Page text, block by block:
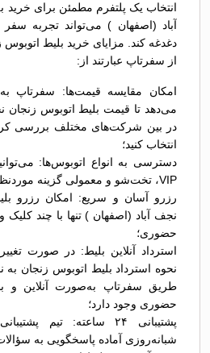
انتخاب یک پلتفرم مطمئن برای
آباد (اصفهان ) می‌تواند تجربه
از سفرتاپ عبارتند از:
امکان مقایسه قیمت‌ها: سفرتاپ
در بین شرکت‌های مختلف بررسی
انتخاب کنید؛
دسترسی به انواع اتوبوس‌ها:
VIP، تخت‌شو و معمولی گزینه موردنظر خود را انتخاب کنید؛
رزرو آسان و سریع: امکان رزرو
نجف آباد (اصفهان ) تنها با چند
حضوری؛
استرداد آنلاین بلیط: در صورت
طریق سفرتاپ به‌صورت آنلاین و
حضوری وجود دارد؛
پشتیبانی ۲۴ ساعته: تیم
شبانه‌روزی آماده پاسخگویی به